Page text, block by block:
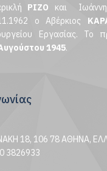
ΡΙΖΟ και Ιωάννη
ο Αβέρκιος
Εργασίας. Το
1945.
18, 106 78 ΑΘΗΝΑ,
3826933